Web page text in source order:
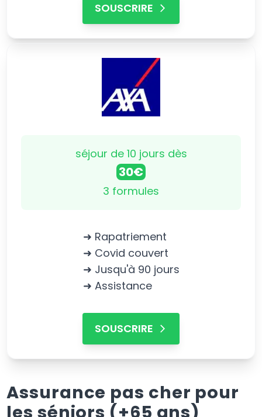
SOUSCRIRE
séjour de 10 jours dès
30€
3 formules
➜ Rapatriement
➜ Covid couvert
➜ Jusqu'à 90 jours
➜ Assistance
SOUSCRIRE
Assurance pas cher pour